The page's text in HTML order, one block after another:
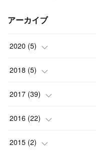
アーカイブ
2020 (5)
(1
(1)
(3)
2018 (5)
(2)
(1)
(1
2017 (39)
(2)
(4
2016 (22)
(2
2015 (2)